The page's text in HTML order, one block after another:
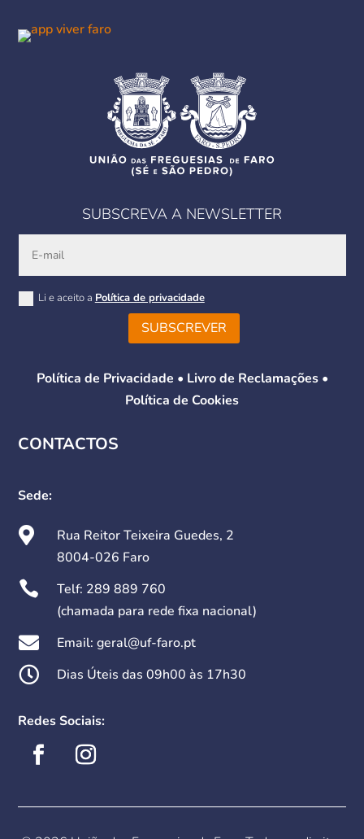
SUBSCREVA A NEWSLETTER
Li e aceito a Política de privacidade
SUBSCREVER
Política de Privacidade • Livro de Reclamações•
Política de Cookies
CONTACTOS
Sede:

Rua Reitor Teixeira Guedes, 2
8004-026 Faro
 Telf: 289 889 760
(chamada para rede fixa nacional)
 Email: geral@uf-faro.pt
 Dias Úteis das 09h00 às 17h30
Redes Sociais: